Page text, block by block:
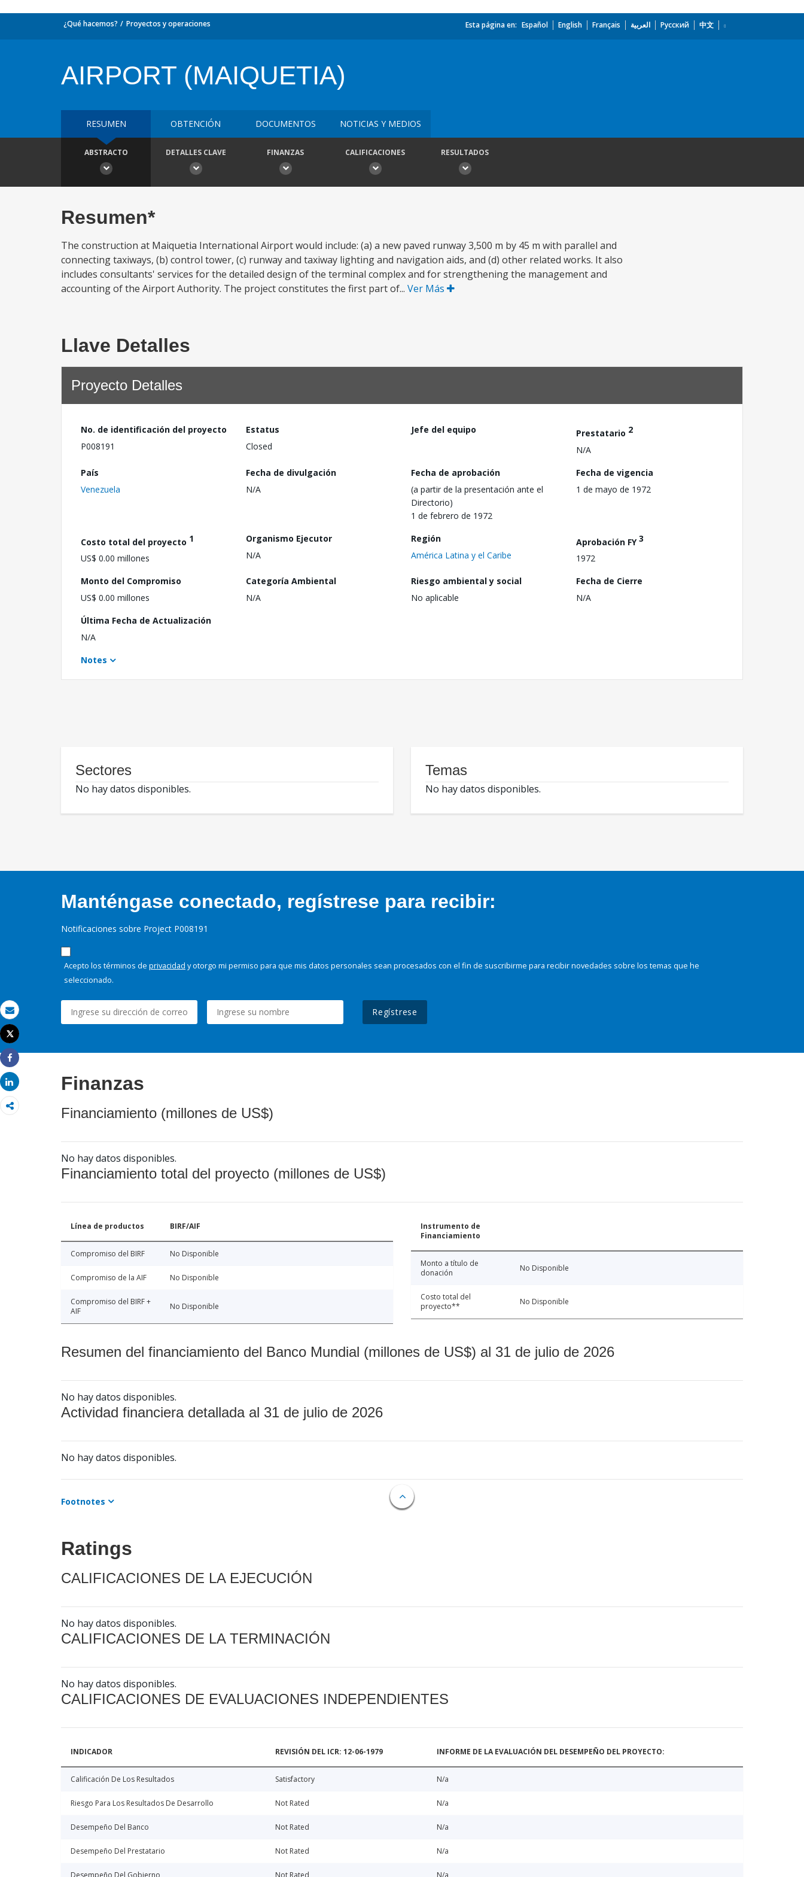
Correo electrónico
Imprimir
Tweet
Share
Share
¿Qué hacemos? Proyectos y operaciones Esta página en: Español English Français العربية Русский 中文
AIRPORT (MAIQUETIA)
RESUMEN OBTENCIÓN DOCUMENTOS NOTICIAS Y MEDIOS
ABSTRACTO DETALLES CLAVE FINANZAS CALIFICACIONES RESULTADOS
Resumen*
The construction at Maiquetia International Airport would include: (a) a new paved runway 3,500 m by 45 m with parallel and
connecting taxiways, (b) control tower, (c) runway and taxiway lighting and navigation aids, and (d) other related works. It also
includes consultants' services for the detailed design of the terminal complex and for strengthening the management and
accounting of the Airport Authority. The project constitutes the first part of... Ver Más
Llave Detalles
Proyecto Detalles
No. de identificación del proyecto
P008191
Estatus
Closed
Jefe del equipo Prestatario 2
N/A
País
Venezuela
Fecha de divulgación
N/A
Fecha de aprobación
(a partir de la presentación ante el
Directorio)
1 de febrero de 1972
Fecha de vigencia
1 de mayo de 1972
Costo total del proyecto 1
US$ 0.00 millones
Organismo Ejecutor
N/A
Región
América Latina y el Caribe
Aprobación FY3
1972
Monto del Compromiso
US$ 0.00 millones
Categoría Ambiental
N/A
Riesgo ambiental y social
No aplicable
Fecha de Cierre
N/A
Última Fecha de Actualización
N/A
Notes
Sectores
No hay datos disponibles.
Temas
No hay datos disponibles.
Manténgase conectado, regístrese para recibir:
Notificaciones sobre Project P008191
Acepto los términos de privacidad y otorgo mi permiso para que mis datos personales sean procesados con el fin de suscribirme para recibir novedades sobre los temas que he
seleccionado.
Regístrese
Finanzas
Financiamiento (millones de US$)
No hay datos disponibles.
Financiamiento total del proyecto (millones de US$)
Línea de productos BIRF/AIF
Compromiso del BIRF No Disponible
Compromiso de la AIF No Disponible
Compromiso del BIRF +
AIF
No Disponible
Instrumento de
Financiamiento
Monto a título de
donación
No Disponible
Costo total del
proyecto**
No Disponible
Resumen del financiamiento del Banco Mundial (millones de US$) al 31 de julio de 2026
No hay datos disponibles.
Actividad financiera detallada al 31 de julio de 2026
No hay datos disponibles.
Footnotes
Ratings
CALIFICACIONES DE LA EJECUCIÓN
No hay datos disponibles.
CALIFICACIONES DE LA TERMINACIÓN
No hay datos disponibles.
CALIFICACIONES DE EVALUACIONES INDEPENDIENTES
INDICADOR REVISIÓN DEL ICR: 12-06-1979 INFORME DE LA EVALUACIÓN DEL DESEMPEÑO DEL PROYECTO:
Calificación De Los Resultados Satisfactory N/a
Riesgo Para Los Resultados De Desarrollo Not Rated N/a
Desempeño Del Banco Not Rated N/a
Desempeño Del Prestatario Not Rated N/a